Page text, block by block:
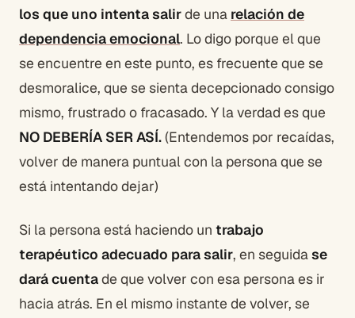
los que uno intenta salirde una relación de
dependencia emocional. Lo digo porque el que
se encuentre en este punto, es frecuente que se
desmoralice, que se sienta decepcionado consigo
mismo, frustrado o fracasado. Y la verdad es que
NO DEBERÍA SER ASÍ.(Entendemos por recaídas,
volver de manera puntual con la persona que se
está intentando dejar)
Si la persona está haciendo un trabajo
terapéutico adecuado para salir, en seguidase
dará cuentade que volver con esa persona es ir
hacia atrás. En el mismo instante de volver, se